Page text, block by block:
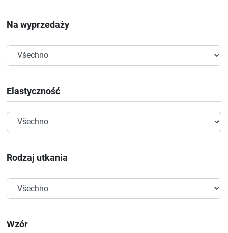
Na wyprzedaży
Elastyczność
Rodzaj utkania
Wzór